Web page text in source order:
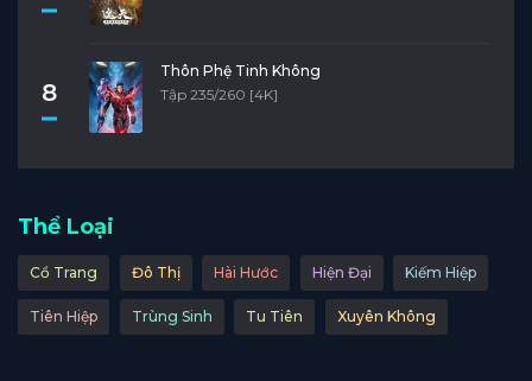
8
Thôn Phệ Tinh Không
Tập 235/260 [4K]
Thể Loại
Cổ Trang Đô Thị Hài Hước Hiện Đại Kiếm Hiệp
Tiên Hiệp Trùng Sinh Tu Tiên Xuyên Không